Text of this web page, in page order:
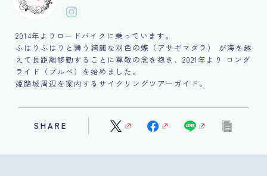
2014年よりロードバイクに乗っています。
ふはりふはりと舞う綺麗な羽色の蝶（アサギマダラ） が海を越
えて長距離移動することに尊敬の念を抱き、2021年より ロング
ライド（ブルべ）を始めました。
姫路城周辺を案内するサイクリングツアーガイド。
SHARE